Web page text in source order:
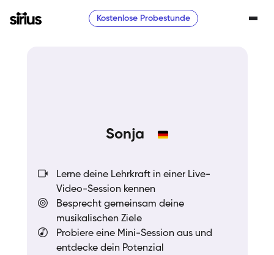
Kostenlose Probestunde
Sonja
Lerne deine Lehrkraft in einer Live-
Video-Session kennen
Besprecht gemeinsam deine
musikalischen Ziele
Probiere eine Mini-Session aus und
entdecke dein Potenzial